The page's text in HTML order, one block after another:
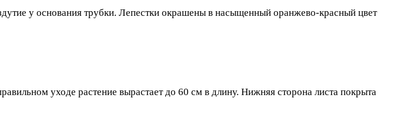
у основания трубки. Лепестки окрашены в насыщенный оранжево-красный цвет
уходе растение вырастает до 60 см в длину. Нижняя сторона листа покрыта